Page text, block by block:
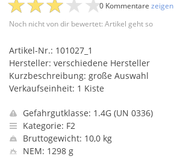
Noch nicht von dir bewertet: Artikel geht so
0 Kommentare zeigen
Artikel-Nr.: 101027_1
Hersteller: verschiedene Hersteller
Kurzbeschreibung: große Auswahl
Verkaufseinheit: 1 Kiste
Gefahrgutklasse: 1.4G (UN 0336)
Kategorie: F2
Bruttogewicht: 10,0 kg
NEM: 1298 g